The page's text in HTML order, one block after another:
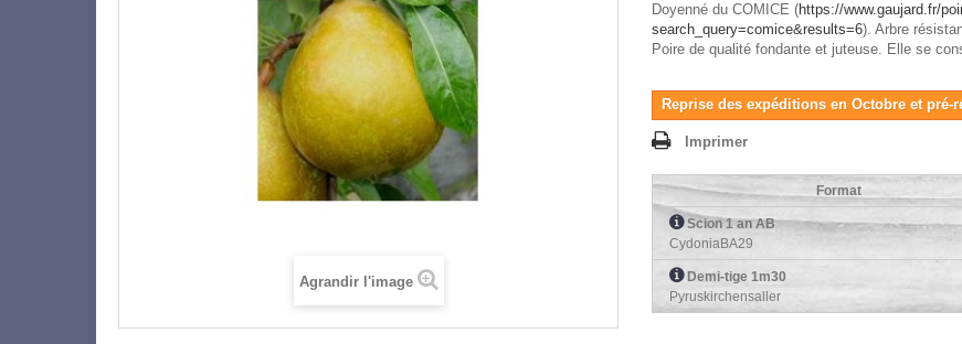
Agrandir l'image
Doyenné du COMICE (https://www.gaujard.fr/
search_query=comice&results=6). Arbre
Poire de qualité fondante et juteuse. Elle se
Reprise des expéditions en Octobre et
Imprimer
Format
Scion 1 an AB
CydoniaBA29
Demi-tige 1m30
Pyruskirchensaller